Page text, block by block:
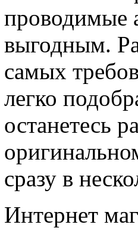
проводимые
выгодным.
самых
легко
останетесь
сразу в
Интернет